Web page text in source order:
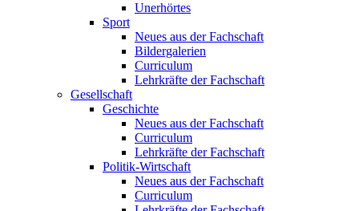
Unerhörtes
Sport
Neues aus der Fachschaft
Bildergalerien
Curriculum
Lehrkräfte der Fachschaft
Gesellschaft
Geschichte
Neues aus der Fachschaft
Curriculum
Lehrkräfte der Fachschaft
Politik-Wirtschaft
Neues aus der Fachschaft
Curriculum